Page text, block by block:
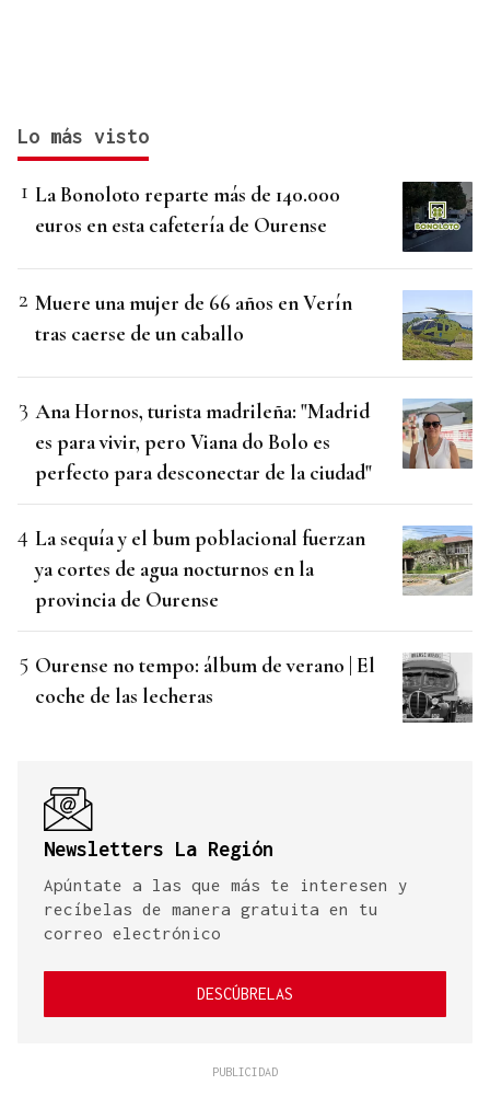
Lo más visto
La Bonoloto reparte más de 140.000
euros en esta cafetería de Ourense
Muere una mujer de 66 años en Verín
tras caerse de un caballo
Ana Hornos, turista madrileña: "Madrid
es para vivir, pero Viana do Bolo es
perfecto para desconectar de la ciudad"
La sequía y el bum poblacional fuerzan
ya cortes de agua nocturnos en la
provincia de Ourense
Ourense no tempo: álbum de verano | El
coche de las lecheras
Newsletters La Región
Apúntate a las que más te interesen y
recíbelas de manera gratuita en tu
correo electrónico
DESCÚBRELAS